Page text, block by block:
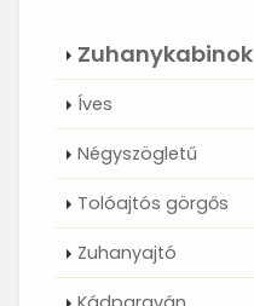
Zuhanykabinok
Íves
Négyszögletű
Tolóajtós görgős
Zuhanyajtó